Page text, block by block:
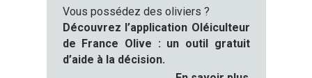
Vous possédez des oliviers ?
Découvrez l’application Oléiculteur
de France Olive : un outil gratuit
d’aide à la décision.